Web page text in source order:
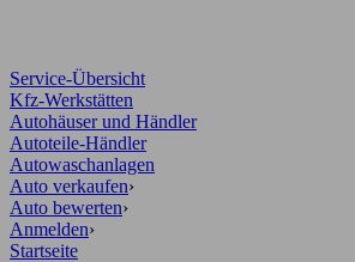
Service-Übersicht
Kfz-Werkstätten
Autohäuser und Händler
Autoteile-Händler
Autowaschanlagen
Auto verkaufen›
Auto bewerten›
Anmelden›
Startseite